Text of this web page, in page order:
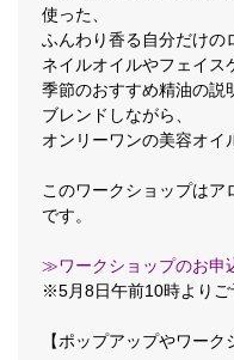
使った、
ふんわり香る自分だけの
ネイルオイルやフェイス
季節のおすすめ精油の説
ブレンドしながら、
オンリーワンの美容オイ
このワークショップはア
です。
≫ワークショップのお申
※5月8日午前10時よりご
【ポップアップやワーク